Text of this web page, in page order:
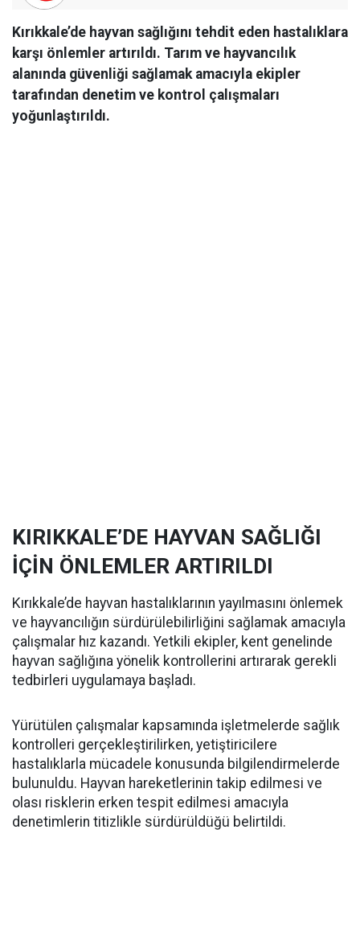
Kırıkkale’de hayvan sağlığını tehdit eden hastalıklara
karşı önlemler artırıldı. Tarım ve hayvancılık
alanında güvenliği sağlamak amacıyla ekipler
tarafından denetim ve kontrol çalışmaları
yoğunlaştırıldı.
KIRIKKALE’DE HAYVAN SAĞLIĞI
İÇİN ÖNLEMLER ARTIRILDI
Kırıkkale’de hayvan hastalıklarının yayılmasını önlemek
ve hayvancılığın sürdürülebilirliğini sağlamak amacıyla
çalışmalar hız kazandı. Yetkili ekipler, kent genelinde
hayvan sağlığına yönelik kontrollerini artırarak gerekli
tedbirleri uygulamaya başladı.
Yürütülen çalışmalar kapsamında işletmelerde sağlık
kontrolleri gerçekleştirilirken, yetiştiricilere
hastalıklarla mücadele konusunda bilgilendirmelerde
bulunuldu. Hayvan hareketlerinin takip edilmesi ve
olası risklerin erken tespit edilmesi amacıyla
denetimlerin titizlikle sürdürüldüğü belirtildi.